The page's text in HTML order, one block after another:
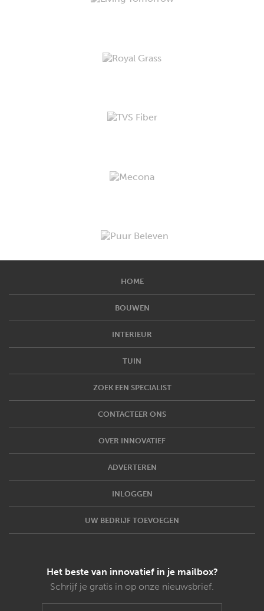
HOME
BOUWEN
INTERIEUR
TUIN
ZOEK EEN SPECIALIST
CONTACTEER ONS
OVER INNOVATIEF
ADVERTEREN
INLOGGEN
UW BEDRIJF TOEVOEGEN
Het beste van innovatief in je mailbox?
Schrijf je gratis in op onze nieuwsbrief.